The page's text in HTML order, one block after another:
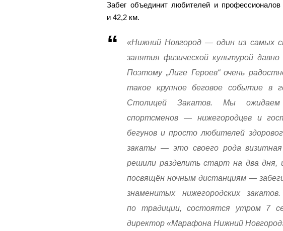
Забег объединит любителей и
и 42,2 км.
«Нижний Новгород — один из самых
занятия физической культурой
Поэтому „Лиге Героев“ очень
такое крупное беговое событие в
Столицей Закатов. Мы
спортсменов — нижегородцев и
бегунов и просто любителей
закаты — это своего рода
решили разделить старт на два дня,
посвящён ночным дистанциям —
знаменитых нижегородских
по традиции, состоятся утром 7
директор «Марафона Нижний